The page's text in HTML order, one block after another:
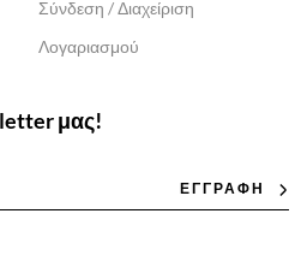
Σύνδεση / Διαχείριση
Λογαριασμού
μας!
ΕΓΓΡΑΦΗ